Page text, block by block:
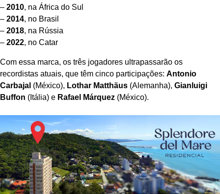
– 2010, na África do Sul
– 2014, no Brasil
– 2018, na Rússia
– 2022, no Catar
Com essa marca, os três jogadores ultrapassarão os
recordistas atuais, que têm cinco participações: Antonio
Carbajal (México), Lothar Matthäus (Alemanha), Gianluigi
Buffon (Itália) e Rafael Márquez (México).